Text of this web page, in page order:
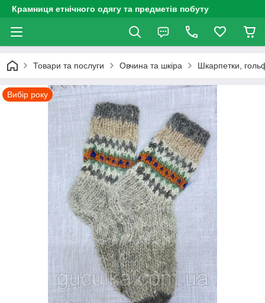
Крамниця етнічного одягу та предметів побуту
Товари та послуги Овчина та шкіра Шкарпетки,
Вибір року